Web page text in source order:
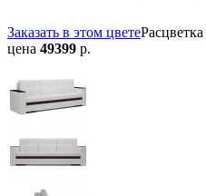
Заказать в этом цветеРасцветка
цена 49399 р.